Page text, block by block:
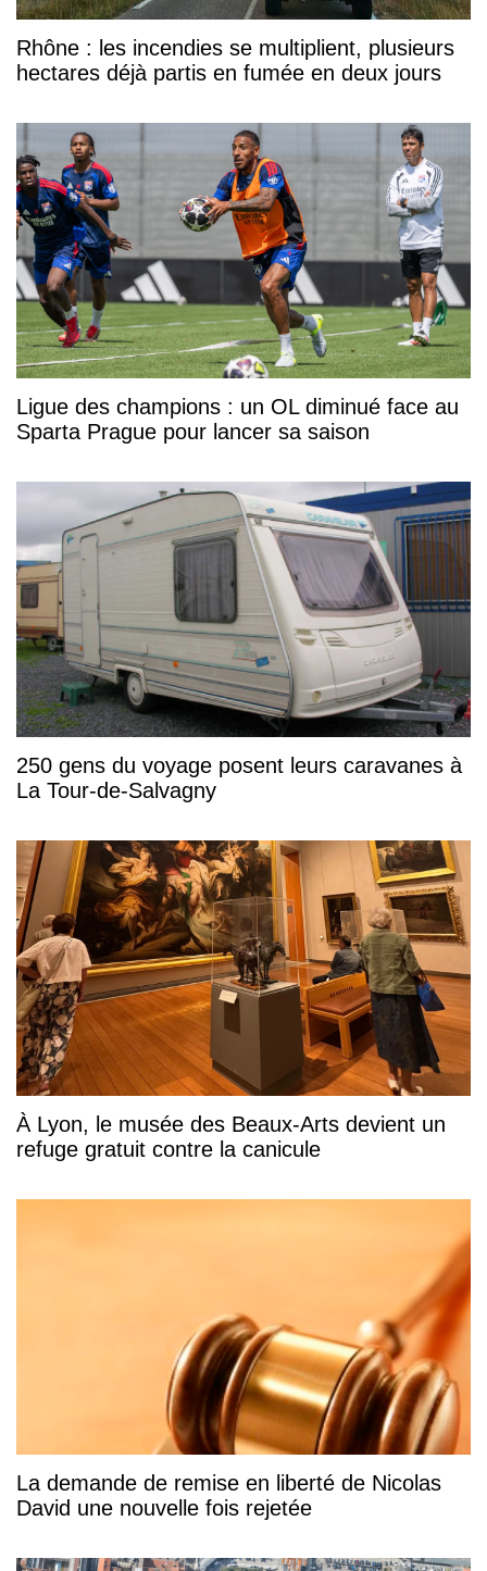
Rhône : les incendies se multiplient, plusieurs
hectares déjà partis en fumée en deux jours
Ligue des champions : un OL diminué face au
Sparta Prague pour lancer sa saison
250 gens du voyage posent leurs caravanes à
La Tour-de-Salvagny
À Lyon, le musée des Beaux-Arts devient un
refuge gratuit contre la canicule
La demande de remise en liberté de Nicolas
David une nouvelle fois rejetée